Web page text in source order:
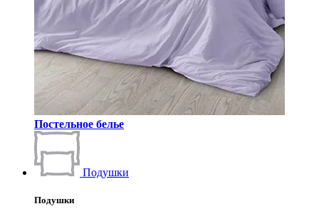
Постельное белье
Подушки
Подушки